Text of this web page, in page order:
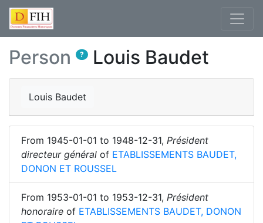
Person ? Louis Baudet
Louis Baudet
From 1945-01-01 to 1948-12-31, Président
directeur général of ETABLISSEMENTS BAUDET,
DONON ET ROUSSEL
From 1953-01-01 to 1953-12-31, Président
honoraire of ETABLISSEMENTS BAUDET, DONON